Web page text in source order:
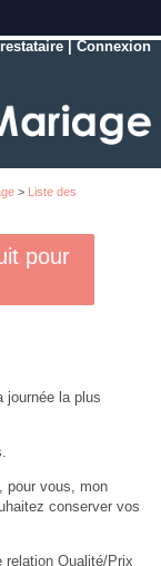
|Connexion
> Liste des
pour
journée la plus
pour vous, mon
conserver vos
relation Qualité/Prix